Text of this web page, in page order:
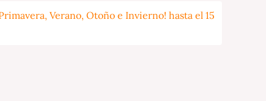
Verano, Otoño e Invierno! hasta el 15